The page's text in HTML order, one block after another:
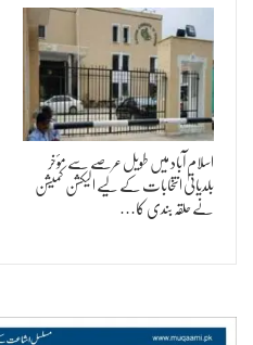
اسلام آباد میں طویل عرصے سے مؤخر
بلدیاتی انتخابات کے لیے الیکشن کمیشن
نے حلقہ بندی کا…